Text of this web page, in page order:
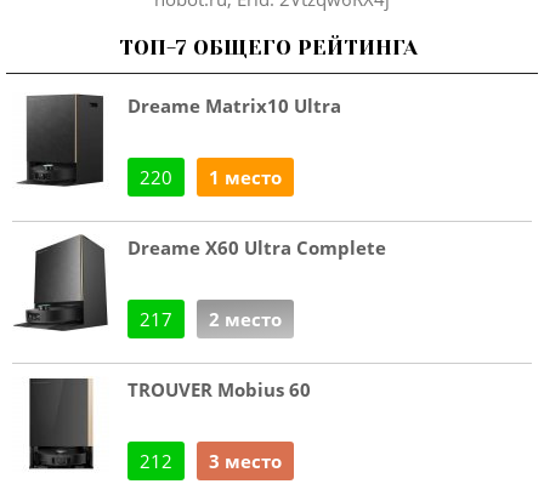
ТОП-7 ОБЩЕГО РЕЙТИНГА
Dreame Matrix10 Ultra
220 1 место
Dreame X60 Ultra Complete
217 2 место
TROUVER Mobius 60
212 3 место